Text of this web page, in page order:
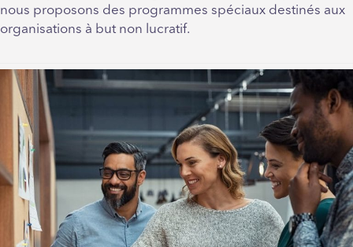
nous proposons des programmes spéciaux destinés aux
organisations à but non lucratif.